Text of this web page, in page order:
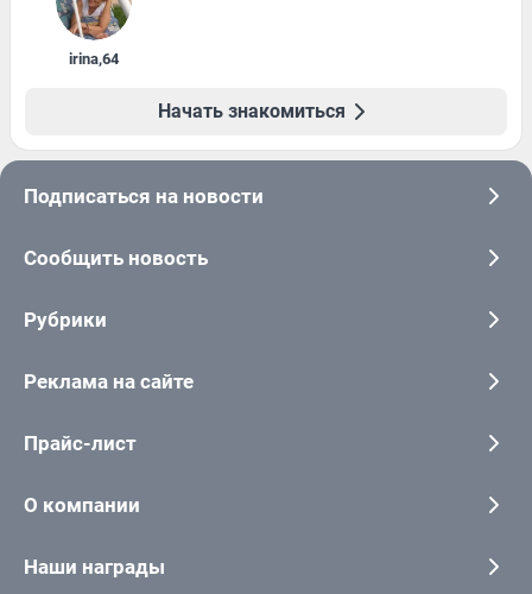
irina,64
Начать знакомиться
Подписаться на новости
Сообщить новость
Рубрики
Реклама на сайте
Прайс-лист
О компании
Наши награды